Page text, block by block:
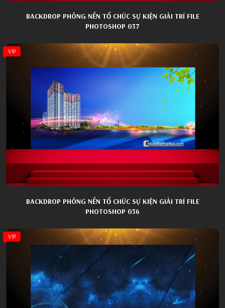
BACKDROP PHÔNG NỀN TỔ CHỨC SỰ KIỆN GIẢI TRÍ FILE
PHOTOSHOP 037
VIP
BACKDROP PHÔNG NỀN TỔ CHỨC SỰ KIỆN GIẢI TRÍ FILE
PHOTOSHOP 036
VIP